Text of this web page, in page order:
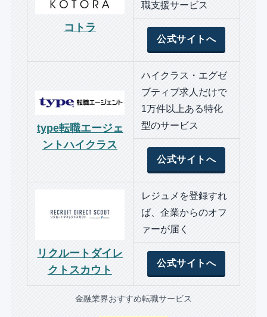
コトラ
職支援サービス
公式サイトへ
type転職エージェ
ントハイクラス
ハイクラス・エグゼ
ブティブ求人だけで
1万件以上ある特化
型のサービス
公式サイトへ
リクルートダイレ
クトスカウト
レジュメを登録すれ
ば、企業からのオフ
ァーが届く
公式サイトへ
金融業界おすすめ転職サービス